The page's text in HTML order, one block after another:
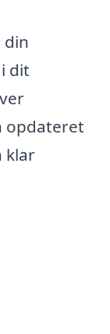
din
dit
opdateret
klar